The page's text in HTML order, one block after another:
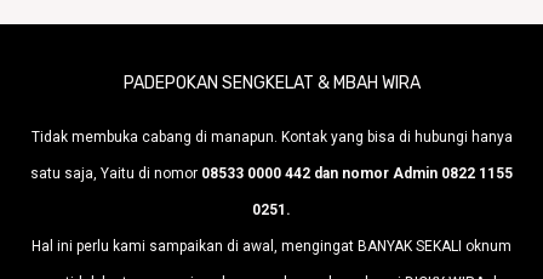
PADEPOKAN SENGKELAT & MBAH WIRA
Tidak membuka cabang di manapun. Kontak yang bisa di hubungi hanya
satu saja, Yaitu di nomor 08533 0000 442 dan nomor Admin 0822 1155
0251.
Hal ini perlu kami sampaikan di awal, mengingat BANYAK SEKALI oknum